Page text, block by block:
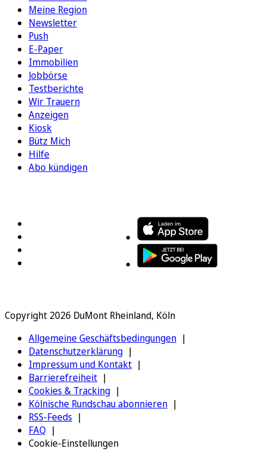
Meine Region
Newsletter
Push
E-Paper
Immobilien
Jobbörse
Testberichte
Wir Trauern
Anzeigen
Kiosk
Bütz Mich
Hilfe
Abo kündigen
Copyright 2026 DuMont Rheinland, Köln
Allgemeine Geschäftsbedingungen
Datenschutzerklärung
Impressum und Kontakt
Barrierefreiheit
Cookies & Tracking
Kölnische Rundschau abonnieren
RSS-Feeds
FAQ
Cookie-Einstellungen